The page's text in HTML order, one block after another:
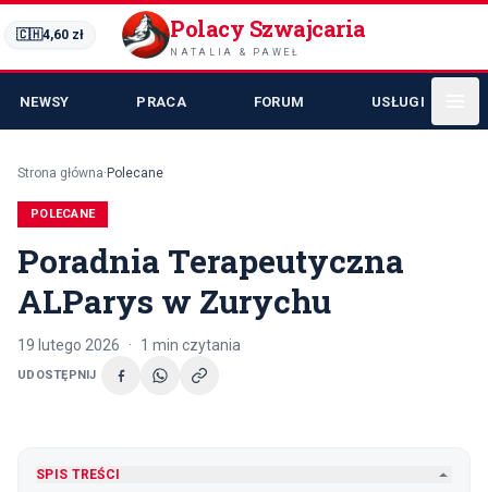
🇨🇭4,60 zł Polacy Szwajcaria
NATALIA & PAWEŁ
NEWSY PRACA FORUM USŁUGI
Strona główna· Polecane
POLECANE
Poradnia Terapeutyczna
ALParys w Zurychu
19 lutego 2026 · 1 min czytania
UDOSTĘPNIJ
SPIS TREŚCI